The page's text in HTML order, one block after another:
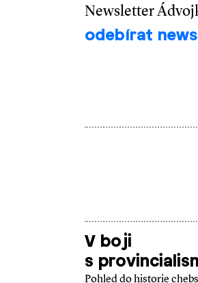
Newsletter
odebírat
V boji
s
Pohled do historie